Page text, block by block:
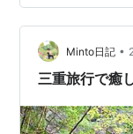
この女も本当に
た・・・・・・
た・・・ 女の目
を合わせること
Minto日記 •
三重旅行で癒